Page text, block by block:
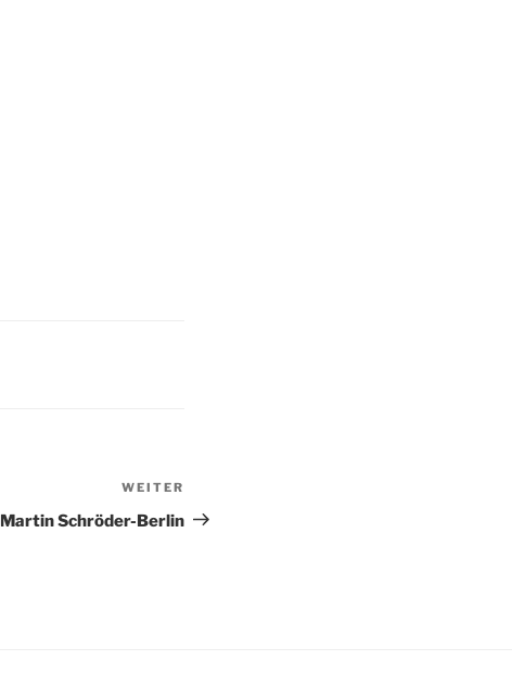
Beitrag
WEITER
Martin Schröder-Berlin